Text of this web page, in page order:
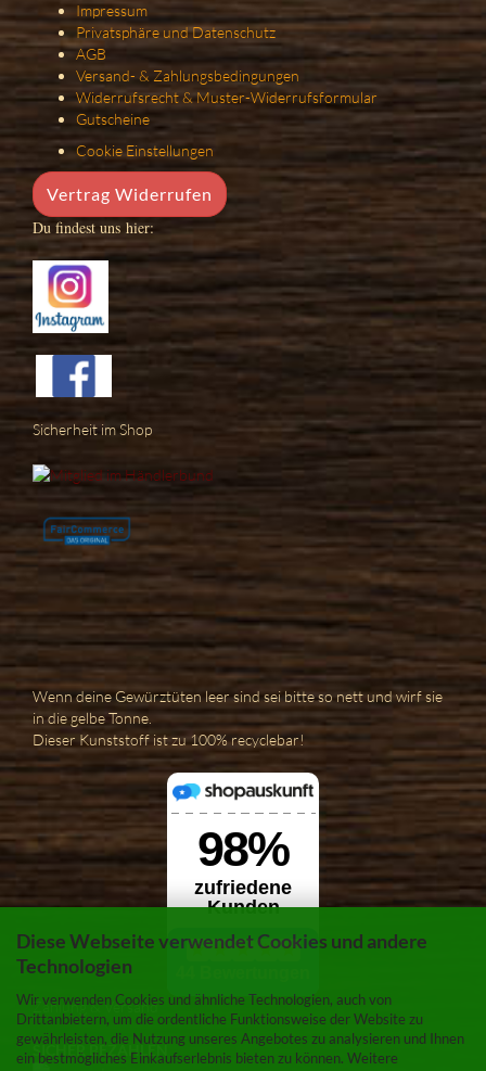
Diese Webseite verwendet Cookies und andere
Technologien
Wir verwenden Cookies und ähnliche Technologien, auch von
Drittanbietern, um die ordentliche Funktionsweise der Website zu
gewährleisten, die Nutzung unseres Angebotes zu analysieren und Ihnen
ein bestmögliches Einkaufserlebnis bieten zu können. Weitere
Impressum
Privatsphäre und Datenschutz
AGB
Versand- & Zahlungsbedingungen
Widerrufsrecht & Muster-Widerrufsformular
Gutscheine
Cookie Einstellungen
Vertrag Widerrufen
Du findest uns hier:
Sicherheit im Shop
Wenn deine Gewürztüten leer sind sei bitte so nett und wirf sie
in die gelbe Tonne.
Dieser Kunststoff ist zu 100% recyclebar!
Zahlung & Versand
SICHER BEZAHLEN